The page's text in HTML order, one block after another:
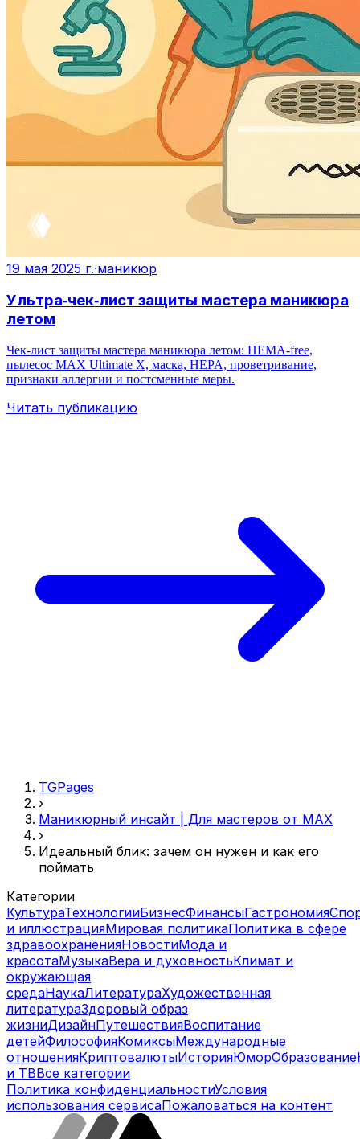
19 мая 2025 г.·маникюр
Ультра‑чек‑лист защиты мастера маникюра
летом
Чек‑лист защиты мастера маникюра летом: HEMA‑free,
пылесос MAX Ultimate X, маска, HEPA, проветривание,
признаки аллергии и постсменные меры.
Читать публикацию
TGPages
›
Маникюрный инсайт | Для мастеров от MAX
›
Идеальный блик: зачем он нужен и как его
поймать
Категории
КультураТехнологииБизнесФинансыГастрономия
и иллюстрацияМировая политикаПолитика в сфере
здравоохраненияНовостиМода и
красотаМузыкаВера и духовностьКлимат и
окружающая
средаНаукаЛитератураХудожественная
литератураЗдоровый образ
жизниДизайнПутешествияВоспитание
детейФилософияКомиксыМеждународные
отношенияКриптовалютыИсторияЮморОбразование
и ТВВсе категории
Политика конфиденциальностиУсловия
использования сервисаПожаловаться на контент